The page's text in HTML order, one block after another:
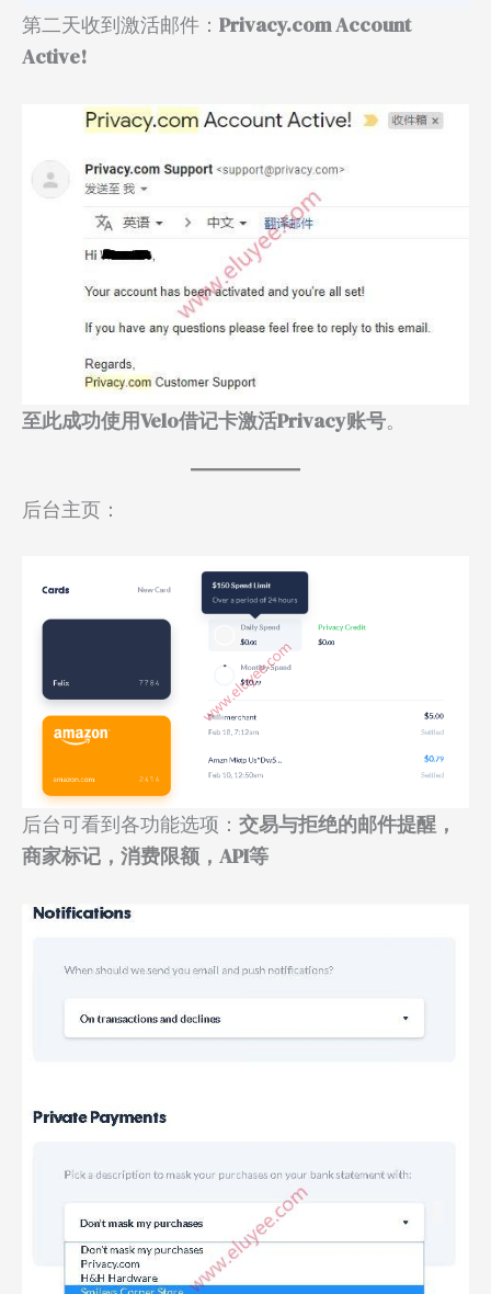
第二天收到激活邮件： Privacy.com Account
Active!
至此成功使用Velo借记卡激活Privacy账号。
后台主页：
后台可看到各功能选项： 交易与拒绝的邮件提醒，
商家标记，消费限额，API等